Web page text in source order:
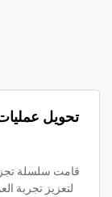
تحويل عمليات
قامت سلسلة
لتعزيز تجربة